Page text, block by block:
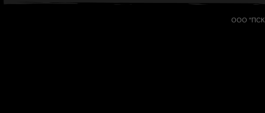
ООО "ПСК